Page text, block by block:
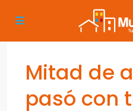
Mitad de
pasó con